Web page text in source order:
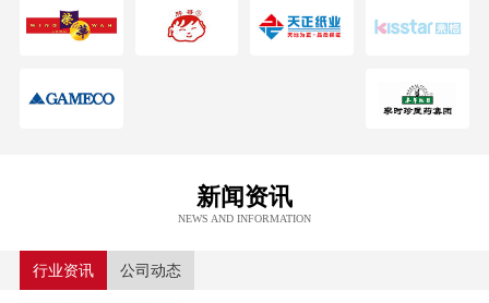
新闻资讯
NEWS AND INFORMATION
行业资讯 公司动态